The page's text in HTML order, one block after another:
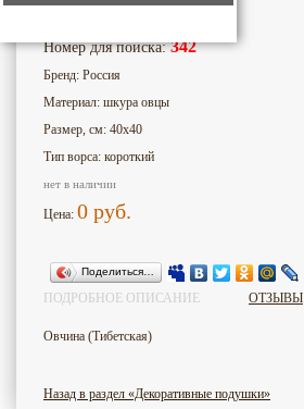
Номер для поиска:342
Бренд: Россия
Материал: шкура овцы
Размер, см: 40x40
Тип ворса: короткий
нет в наличии
Цена: 0 руб.
Поделиться…
ПОДРОБНОЕ ОПИСАНИЕ ОТЗЫВЫ
Овчина (Тибетская)
Назад в раздел «Декоративные подушки»